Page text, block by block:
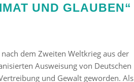
UND GLAUBEN“
dem Zweiten Weltkrieg aus der
Ausweisung von Deutschen
und Gewalt geworden. Als